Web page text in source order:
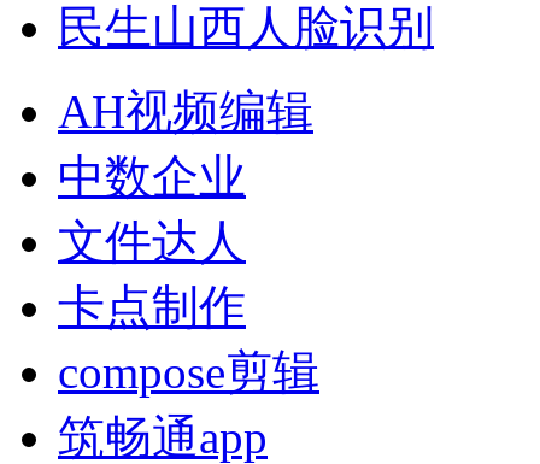
民生山西人脸识别
AH视频编辑
中数企业
文件达人
卡点制作
compose剪辑
筑畅通app